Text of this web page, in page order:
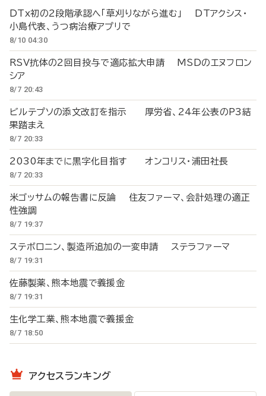
DTx初の2段階承認へ「草刈りながら進む」 DTアクシス・
小島代表、うつ病治療アプリで
8/10 04:30
RSV抗体の2回目投与で適応拡大申請 MSDのエヌフロン
シア
8/7 20:43
ビルテプソの添文改訂を指示 厚労省、24年公表のP3結
果踏まえ
8/7 20:33
2030年までに黒字化目指す オンコリス・浦田社長
8/7 20:33
米ゴッサムの報告書に反論 住友ファーマ、会計処理の適正
性強調
8/7 19:37
ステボロニン、製造所追加の一変申請 ステラファーマ
8/7 19:31
佐藤製薬、熊本地震で義援金
8/7 19:31
生化学工業、熊本地震で義援金
8/7 18:50
アクセスランキング